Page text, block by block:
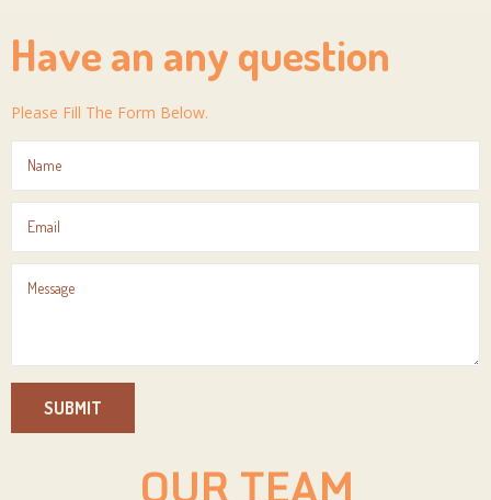
Have an any question
Please Fill The Form Below.
SUBMIT